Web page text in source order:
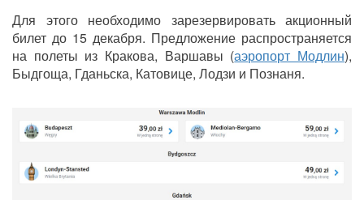
Для этого необходимо зарезервировать акционный
билет до 15 декабря. Предложение распространяется
на полеты из Кракова, Варшавы (аэропорт Модлин),
Быдгоща, Гданьска, Катовице, Лодзи и Познаня.